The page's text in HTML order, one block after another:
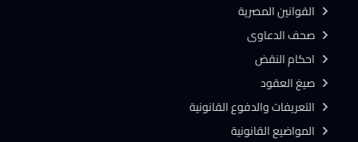
القوانين المصرية
صحف الدعاوى
احكام النقض
صيغ العقود
التعريفات والدفوع القانونية
المواضيع القانونية